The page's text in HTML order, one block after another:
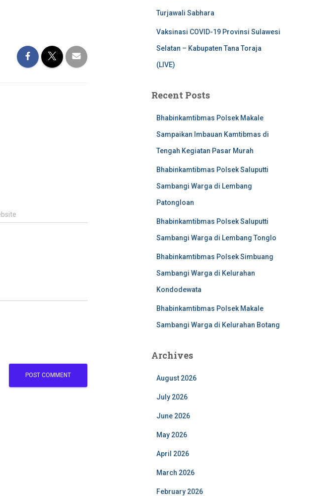
Turjawali Sabhara
Vaksinasi COVID-19 Provinsi Sulawesi
Selatan – Kabupaten Tana Toraja
(LIVE)
Recent Posts
Bhabinkamtibmas Polsek Makale
Sampaikan Imbauan Kamtibmas di
Tengah Kegiatan Pasar Murah
Bhabinkamtibmas Polsek Saluputti
Sambangi Warga di Lembang
Patongloan
Bhabinkamtibmas Polsek Saluputti
Sambangi Warga di Lembang Tonglo
Bhabinkamtibmas Polsek Simbuang
Sambangi Warga di Kelurahan
Kondodewata
Bhabinkamtibmas Polsek Makale
Sambangi Warga di Kelurahan Botang
Archives
August 2026
July 2026
June 2026
May 2026
April 2026
March 2026
February 2026